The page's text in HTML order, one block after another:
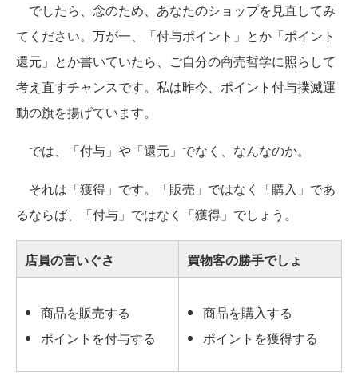
でしたら、念のため、あなたのショップを見直してみ
てください。万が一、「付与ポイント」とか「ポイント
還元」とか書いていたら、ご自分の商売哲学に照らして
考え直すチャンスです。私は昨今、ポイント付与撲滅運
動の旗を揚げています。
では、「付与」や「還元」でなく、なんなのか。
それは「獲得」です。「販売」ではなく「購入」であ
るならば、「付与」ではなく「獲得」でしょう。
店員の言いぐさ 買物客の勝手でしょ
商品を販売する
ポイントを付与する
商品を購入する
ポイントを獲得する